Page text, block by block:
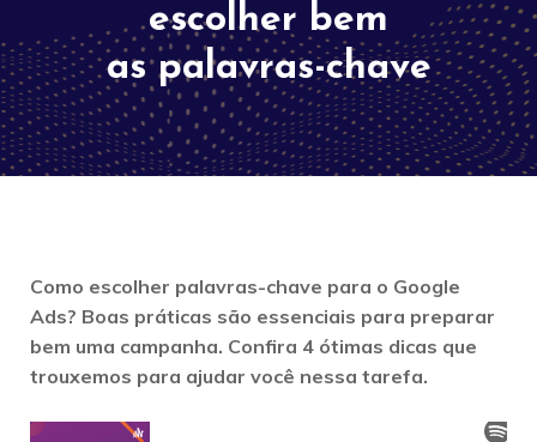
escolher bem
as palavras-chave
Como escolher palavras-chave para o Google
Ads? Boas práticas são essenciais para preparar
bem uma campanha. Confira 4 ótimas dicas que
trouxemos para ajudar você nessa tarefa.